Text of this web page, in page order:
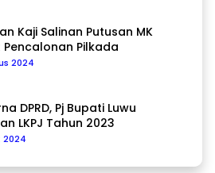
Kaji Salinan Putusan MK
Pencalonan Pilkada
2024
DPRD, Pj Bupati Luwu
LKPJ Tahun 2023
2024